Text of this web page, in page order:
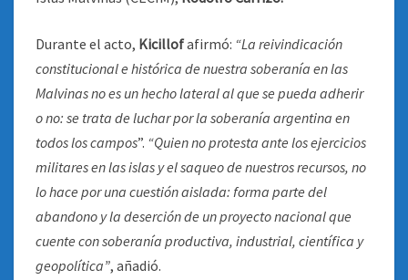
Durante el acto, Kicillofafirmó: “La reivindicación
constitucional e histórica de nuestra soberanía en las
Malvinas no es un hecho lateral al que se pueda adherir
o no: se trata de luchar por la soberanía argentina en
todos los campos”. “Quien no protesta ante los ejercicios
militares en las islas y el saqueo de nuestros recursos, no
lo hace por una cuestión aislada: forma parte del
abandono y la deserción de un proyecto nacional que
cuente con soberanía productiva, industrial, científica y
geopolítica”, añadió.